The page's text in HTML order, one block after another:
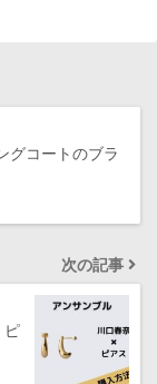
グコートのブラ
次の記事
ピ